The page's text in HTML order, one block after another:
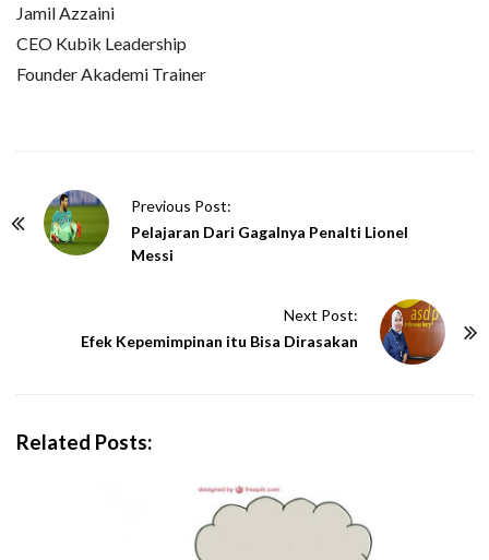
Jamil Azzaini
CEO Kubik Leadership
Founder Akademi Trainer
Previous Post:
Pelajaran Dari Gagalnya Penalti Lionel
Messi
Next Post:
Efek Kepemimpinan itu Bisa Dirasakan
Related Posts: